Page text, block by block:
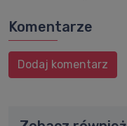
Komentarze
Dodaj komentarz